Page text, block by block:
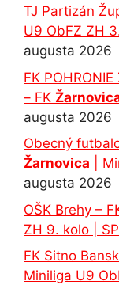
TJ Partizán
U9 ObFZ ZH
augusta 2026
FK
– FK
augusta 2026
Obecný
Žarnovica |
augusta 2026
OŠK Brehy –
ZH 9. kolo |
FK Sitno
Miniliga U9